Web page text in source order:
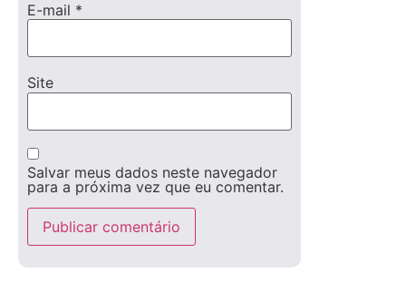
E-mail *
Site
Salvar meus dados neste navegador
para a próxima vez que eu comentar.